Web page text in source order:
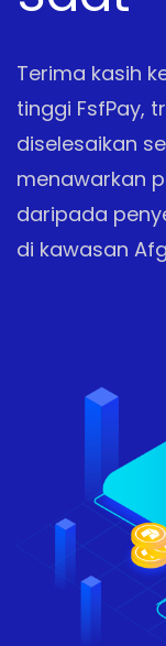
Terima kasih
tinggi FsfPay,
diselesaikan
menawarkan
daripada
di kawasan